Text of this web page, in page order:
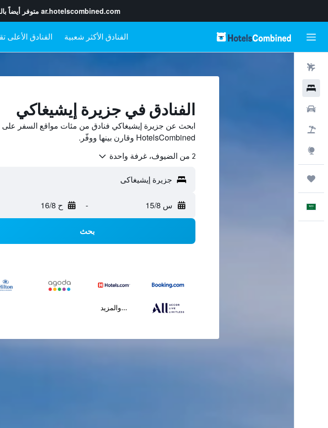
ar.hotelscombined.com متوفر أيضاً
الفنادق الأعلى
الفنادق في جزيرة إيشيغاكي
ابحث عن جزيرة إيشيغاكي فنادق من مئات مواقع السفر على
HotelsCombined وقارن بينها ووفّر.
2 من الضيوف، غرفة واحدة
س 15/8 - ح 16/8
بحث
...والمزيد